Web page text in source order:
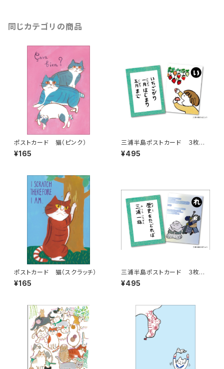
同じカテゴリの商品
ポストカード 猫（ピンク）
¥165
三浦半島ポストカード ３枚
組 その3
¥495
ポストカード 猫（スクラッチ）
¥165
三浦半島ポストカード ３枚
組 その2
¥495